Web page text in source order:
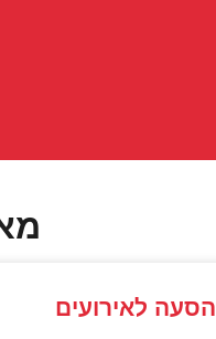
הסעה לאירועים